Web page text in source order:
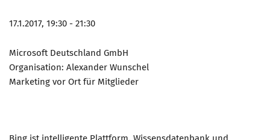
17.1.2017, 19:30 - 21:30
Microsoft Deutschland GmbH
Organisation: Alexander Wunschel
Marketing vor Ort für Mitglieder